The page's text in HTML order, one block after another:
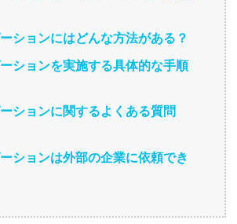
ションにはどんな方法がある？
ションを実施する具体的な手順
ションに関するよくある質問
ションは外部の企業に依頼でき